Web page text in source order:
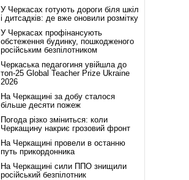
У Черкасах готують дороги біля шкіл
і дитсадків: де вже оновили розмітку
У Черкасах профінансують
обстеження будинку, пошкодженого
російським безпілотником
Черкаська педагогиня увійшла до
топ-25 Global Teacher Prize Ukraine
2026
На Черкащині за добу сталося
більше десяти пожеж
Погода різко зміниться: коли
Черкащину накриє грозовий фронт
На Черкащині провели в останню
путь прикордонника
На Черкащині сили ППО знищили
російський безпілотник